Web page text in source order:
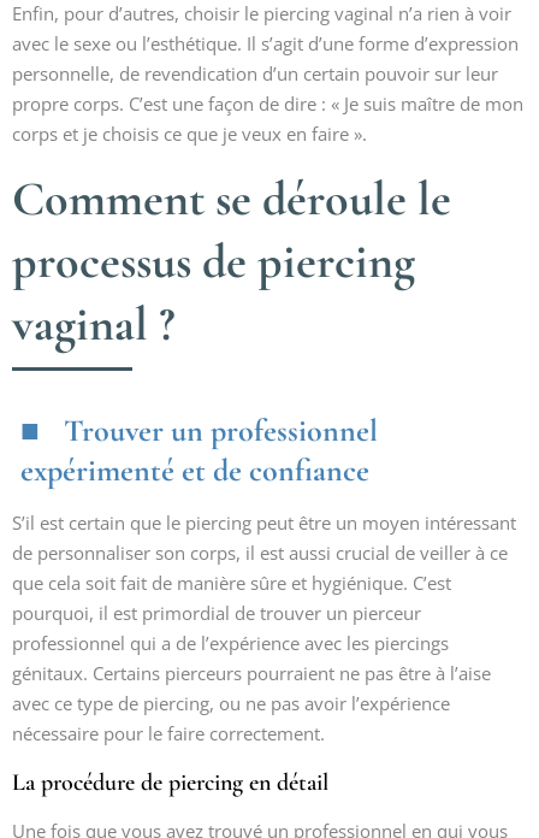
Enfin, pour d’autres, choisir le piercing vaginal n’a rien à voir
avec le sexe ou l’esthétique. Il s’agit d’une forme d’expression
personnelle, de revendication d’un certain pouvoir sur leur
propre corps. C’est une façon de dire : « Je suis maître de mon
corps et je choisis ce que je veux en faire ».
Comment se déroule le
processus de piercing
vaginal ?
Trouver un professionnel
expérimenté et de confiance
S’il est certain que le piercing peut être un moyen intéressant
de personnaliser son corps, il est aussi crucial de veiller à ce
que cela soit fait de manière sûre et hygiénique. C’est
pourquoi, il est primordial de trouver un pierceur
professionnel qui a de l’expérience avec les piercings
génitaux. Certains pierceurs pourraient ne pas être à l’aise
avec ce type de piercing, ou ne pas avoir l’expérience
nécessaire pour le faire correctement.
La procédure de piercing en détail
Une fois que vous avez trouvé un professionnel en qui vous